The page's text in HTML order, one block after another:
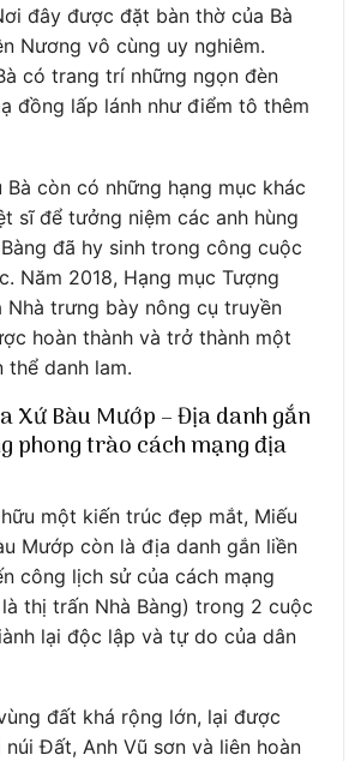
đây được đặt bàn thờ của Bà
Nương vô cùng uy nghiêm.
có trang trí những ngọn đèn
đồng lấp lánh như điểm tô thêm
Bà còn có những hạng mục khác
sĩ để tưởng niệm các anh hùng
đã hy sinh trong công cuộc
Năm 2018, Hạng mục Tượng
Nhà trưng bày nông cụ truyền
hoàn thành và trở thành một
thể danh lam.
Xứ Bàu Mướp – Địa danh gắn
phong trào cách mạng địa
một kiến trúc đẹp mắt, Miếu
Mướp còn là địa danh gắn liền
công lịch sử của cách mạng
thị trấn Nhà Bàng) trong 2 cuộc
lại độc lập và tự do của dân
đất khá rộng lớn, lại được
Đất, Anh Vũ sơn và liên hoàn